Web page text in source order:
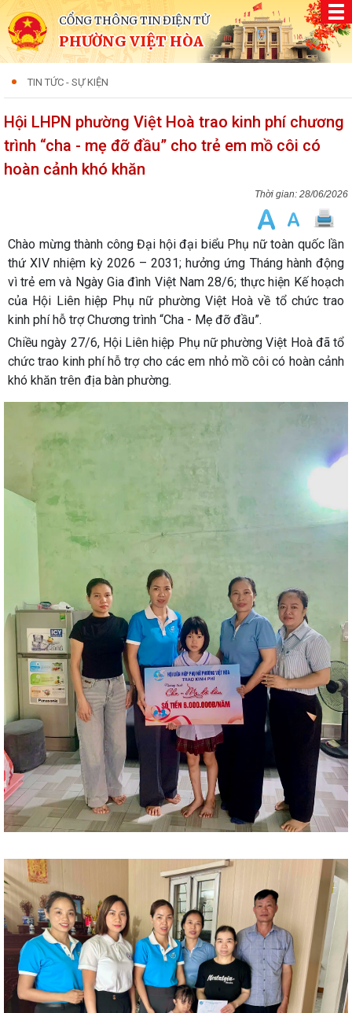
CỔNG THÔNG TIN ĐIỆN TỬ
PHƯỜNG VIỆT HÒA
TIN TỨC - SỰ KIỆN
Hội LHPN phường Việt Hoà trao kinh phí chương
trình “cha - mẹ đỡ đầu” cho trẻ em mồ côi có
hoàn cảnh khó khăn
28/06/2026
Chào mừng thành công Đại hội đại biểu Phụ nữ toàn quốc lần
thứ XIV nhiệm kỳ 2026 – 2031; hưởng ứng Tháng hành động
vì trẻ em và Ngày Gia đình Việt Nam 28/6; thực hiện Kế hoạch
của Hội Liên hiệp Phụ nữ phường Việt Hoà về tổ chức trao
kinh phí hỗ trợ Chương trình “Cha - Mẹ đỡ đầu”.
Chiều ngày 27/6, Hội Liên hiệp Phụ nữ phường Việt Hoà đã tổ
chức trao kinh phí hỗ trợ cho các em nhỏ mồ côi có hoàn cảnh
khó khăn trên địa bàn phường.